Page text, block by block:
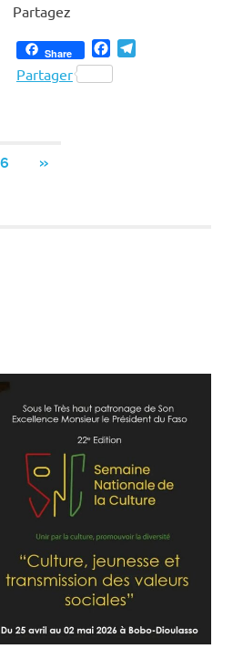
Partagez
Share Facebook
Partager
NEXT
»